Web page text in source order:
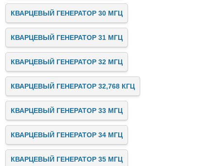
КВАРЦЕВЫЙ ГЕНЕРАТОР 30 МГЦ
КВАРЦЕВЫЙ ГЕНЕРАТОР 31 МГЦ
КВАРЦЕВЫЙ ГЕНЕРАТОР 32 МГЦ
КВАРЦЕВЫЙ ГЕНЕРАТОР 32,768 КГЦ
КВАРЦЕВЫЙ ГЕНЕРАТОР 33 МГЦ
КВАРЦЕВЫЙ ГЕНЕРАТОР 34 МГЦ
КВАРЦЕВЫЙ ГЕНЕРАТОР 35 МГЦ